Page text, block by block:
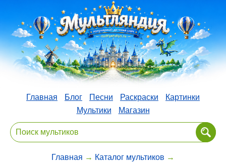
Главная Блог Песни Раскраски
Картинки
Мультики
Магазин
Главная → Каталог мультиков →